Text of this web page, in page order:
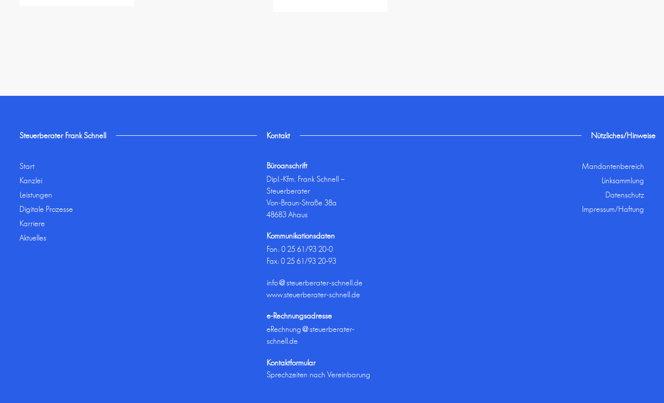
Steuerberater Frank Schnell
Start
Kanzlei
Leistungen
Digitale Prozesse
Karriere
Aktuelles
Kontakt
Büroanschrift
Dipl.-Kfm. Frank Schnell –
Steuerberater
Von-Braun-Straße 38a
48683 Ahaus
Kommunikationsdaten
Fon:0 25 61/93 20-0
Fax: 0 25 61/93 20-93
info@steuerberater-schnell.de
www.steuerberater-schnell.de
e-Rechnungsadresse
eRechnung@steuerberater-
schnell.de
Kontaktformular
Sprechzeiten nach Vereinbarung
Nützliches/Hinweise
Mandantenbereich
Linksammlung
Datenschutz
Impressum/Haftung